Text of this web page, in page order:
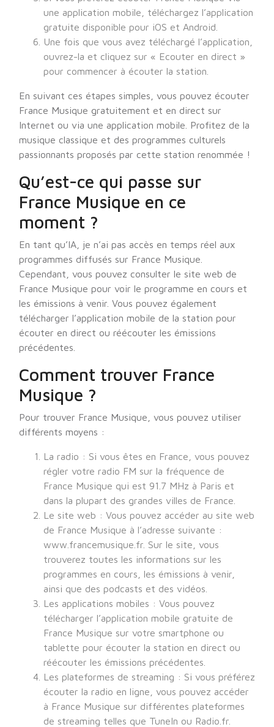
une application mobile, téléchargez l’application
gratuite disponible pour iOS et Android.
Une fois que vous avez téléchargé l’application,
ouvrez-la et cliquez sur « Ecouter en direct »
pour commencer à écouter la station.
En suivant ces étapes simples, vous pouvez écouter
France Musique gratuitement et en direct sur
Internet ou via une application mobile. Profitez de la
musique classique et des programmes culturels
passionnants proposés par cette station renommée !
Qu’est-ce qui passe sur
France Musique en ce
moment ?
En tant qu’IA, je n’ai pas accès en temps réel aux
programmes diffusés sur France Musique.
Cependant, vous pouvez consulter le site web de
France Musique pour voir le programme en cours et
les émissions à venir. Vous pouvez également
télécharger l’application mobile de la station pour
écouter en direct ou réécouter les émissions
précédentes.
Comment trouver France
Musique ?
Pour trouver France Musique, vous pouvez utiliser
différents moyens :
La radio : Si vous êtes en France, vous pouvez
régler votre radio FM sur la fréquence de
France Musique qui est 91.7 MHz à Paris et
dans la plupart des grandes villes de France.
Le site web : Vous pouvez accéder au site web
de France Musique à l’adresse suivante :
www.francemusique.fr. Sur le site, vous
trouverez toutes les informations sur les
programmes en cours, les émissions à venir,
ainsi que des podcasts et des vidéos.
Les applications mobiles : Vous pouvez
télécharger l’application mobile gratuite de
France Musique sur votre smartphone ou
tablette pour écouter la station en direct ou
réécouter les émissions précédentes.
Les plateformes de streaming : Si vous préférez
écouter la radio en ligne, vous pouvez accéder
à France Musique sur différentes plateformes
de streaming telles que TuneIn ou Radio.fr.